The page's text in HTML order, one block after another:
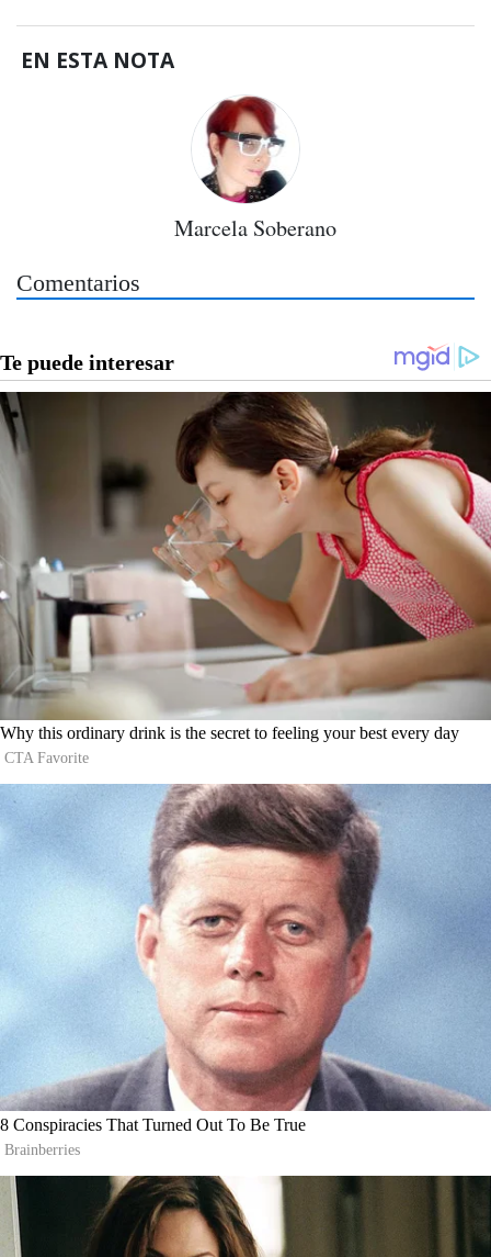
EN ESTA NOTA
Marcela Soberano
Comentarios